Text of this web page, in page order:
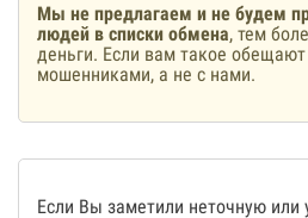
Мы не предлагаем и не будем
людей в списки обмена, тем
деньги. Если вам такое
мошенниками, а не с нами.
Если Вы заметили неточную или